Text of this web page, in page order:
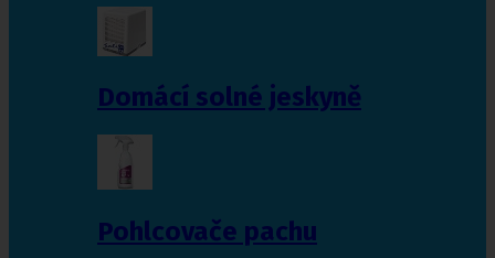
Domácí solné jeskyně
Pohlcovače pachu